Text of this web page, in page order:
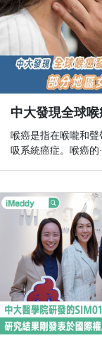
喉癌是指在喉嚨和
吸系統癌症。喉癌的